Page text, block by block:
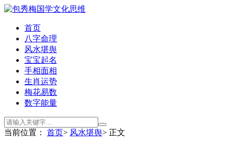
首页
八字命理
风水堪舆
宝宝起名
手相面相
生肖运势
梅花易数
数字能量
当前位置： 首页> 风水堪舆> 正文